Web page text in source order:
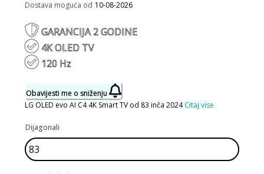
Dostava moguća od 10-08-2026
GARANCIJA 2 GODINE
4K OLED TV
120 Hz
Obavijesti me o sniženju
LG OLED evo AI C4 4K Smart TV od 83 inča 2024Citaj vise
Dijagonali